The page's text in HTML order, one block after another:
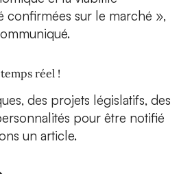
confirmées sur le marché »,
réel !
des projets législatifs, des
pour être notifié
un article.